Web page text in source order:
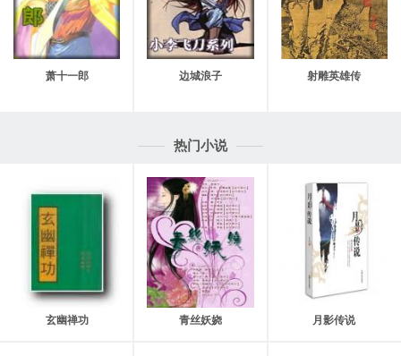
萧十一郎 边城浪子 射雕英雄传
热门小说
玄幽禅功 青丝妖娆 月影传说